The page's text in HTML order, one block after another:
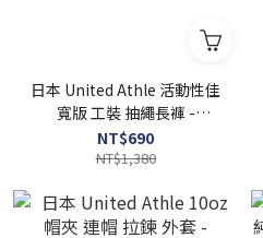
日本 United Athle 活動性佳
寬版 工裝 抽繩長褲 -
UA7475
NT$690
NT$1,380